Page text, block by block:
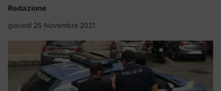
Redazione
giovedì 25 Novembre 2021